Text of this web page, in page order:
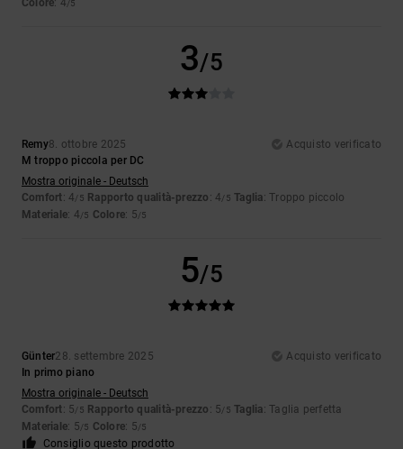
Colore: 4/5
3/5
Remy8. ottobre 2025
Acquisto verificato
M troppo piccola per DC
Mostra originale - Deutsch
Comfort: 4/5 Rapporto qualità-prezzo : 4/5 Taglia: Troppo piccolo
Materiale: 4/5 Colore: 5/5
5/5
Günter28. settembre 2025
Acquisto verificato
In primo piano
Mostra originale - Deutsch
Comfort: 5/5 Rapporto qualità-prezzo : 5/5 Taglia: Taglia perfetta
Materiale: 5/5 Colore: 5/5
Consiglio questo prodotto